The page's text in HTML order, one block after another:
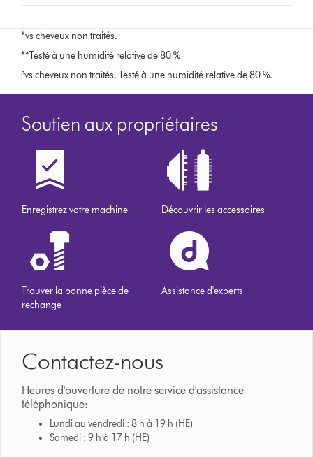
*vs cheveux non traités.
**Testé à une humidité relative de 80 %
³vs cheveux non traités. Testé à une humidité relative de 80 %.
Soutien aux propriétaires
Enregistrez votre machine Découvrir les accessoires
Trouver la bonne pièce de
rechange
Assistance d'experts
Contactez-nous
Heures d'ouverture de notre service d'assistance
téléphonique:
Lundi au vendredi : 8 h à 19 h (HE)
Samedi : 9 h à 17 h (HE)